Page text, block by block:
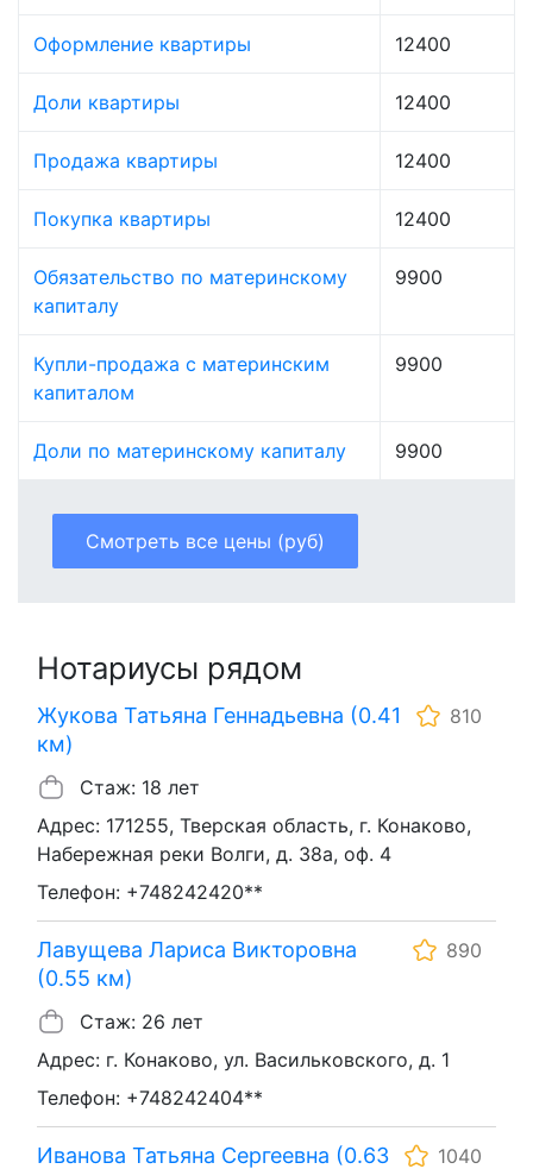
Оформление квартиры 12400
Доли квартиры 12400
Продажа квартиры 12400
Покупка квартиры 12400
Обязательство по материнскому
капиталу
9900
Купли-продажа с материнским
капиталом
9900
Доли по материнскому капиталу 9900
Смотреть все цены (руб)
Нотариусы рядом
Жукова Татьяна Геннадьевна (0.41
км)
810
Стаж: 18 лет
Адрес: 171255, Тверская область, г. Конаково,
Набережная реки Волги, д. 38а, оф. 4
Телефон: +748242420**
Лавущева Лариса Викторовна
(0.55 км)
890
Стаж: 26 лет
Адрес: г. Конаково, ул. Васильковского, д. 1
Телефон: +748242404**
Иванова Татьяна Сергеевна (0.63
1040